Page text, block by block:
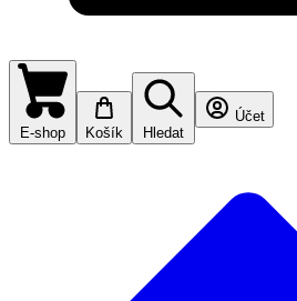
E-shop Košík Hledat
Účet